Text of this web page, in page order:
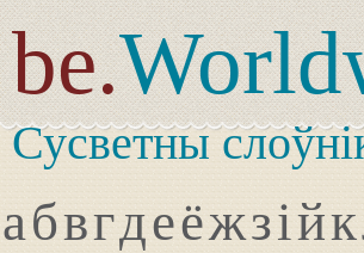
be.
Сусветны
абвгдеёжзійк